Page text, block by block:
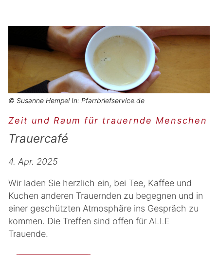
© Susanne Hempel In: Pfarrbriefservice.de
Zeit und Raum für trauernde Menschen
Trauercafé
4. Apr. 2025
Wir laden Sie herzlich ein, bei Tee, Kaffee und
Kuchen anderen Trauernden zu begegnen und in
einer geschützten Atmosphäre ins Gespräch zu
kommen. Die Treffen sind offen für ALLE
Trauende.